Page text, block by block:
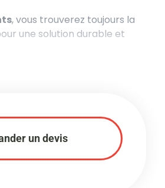
, vous trouverez toujours la
une solution durable et
un devis